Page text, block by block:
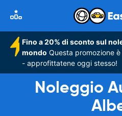
Fino a 20% di sconto sul
mondo Questa promozione
- approfittatene oggi stesso!
Noleggio